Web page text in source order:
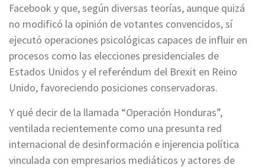
Facebook y que, según diversas teorías, aunque quizá
no modificó la opinión de votantes convencidos, sí
ejecutó operaciones psicológicas capaces de influir en
procesos como las elecciones presidenciales de
Estados Unidos y el referéndum del Brexit en Reino
Unido, favoreciendo posiciones conservadoras.
Y qué decir de la llamada “Operación Honduras”,
ventilada recientemente como una presunta red
internacional de desinformación e injerencia política
vinculada con empresarios mediáticos y actores de